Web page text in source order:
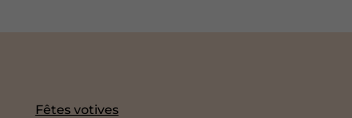
Fêtes votives